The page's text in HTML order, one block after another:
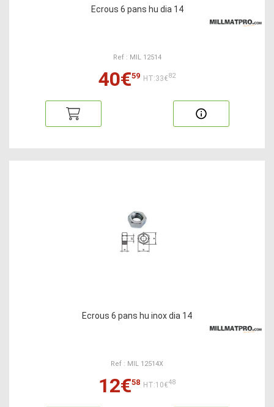
Ecrous 6 pans hu dia 14
Ref : MIL 12514
40€59 HT:33€82
Ecrous 6 pans hu inox dia 14
Ref : MIL 12514X
12€58 HT:10€48